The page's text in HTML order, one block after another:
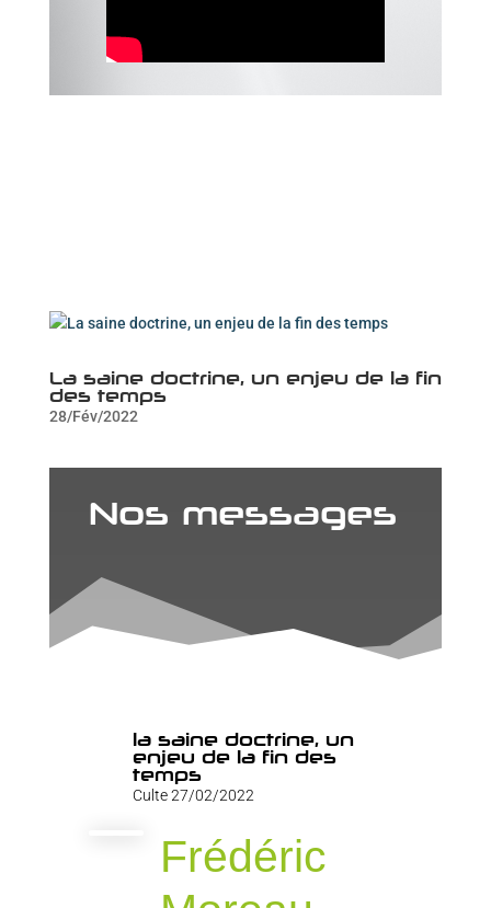
La saine doctrine, un enjeu de la fin
des temps
28/Fév/2022
Nos messages
la saine doctrine, un
enjeu de la fin des
temps
Culte 27/02/2022
Frédéric